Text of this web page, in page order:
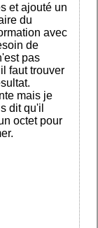
et ajouté un
du
avec
de
pas
faut trouver
mais je
dit qu'il
octet pour